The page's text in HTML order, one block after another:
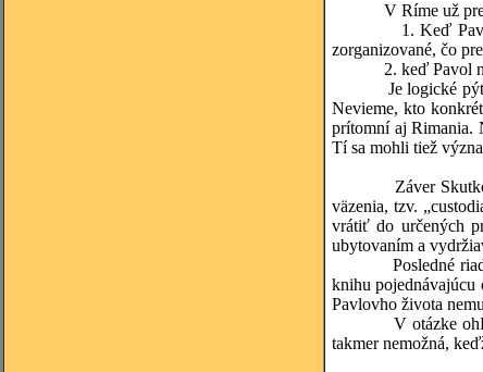
V Ríme už pred
1. Keď Pavol píše
zorganizované, čo
2. keď Pavol na
Je logické pýtať
Nevieme, kto
prítomní aj Rimania.
Tí sa mohli tiež
Záver Skutkov
väzenia, tzv.
vrátiť do určených
ubytovaním a
Posledné riadky
knihu pojednávajúcu
Pavlovho života
V otázke ohľadom
takmer nemožná,